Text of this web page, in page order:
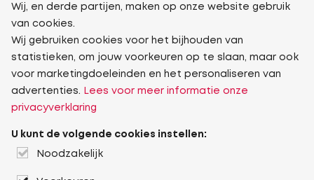
Wij, en derde partijen, maken op onze website gebruik
van cookies.
Wij gebruiken cookies voor het bijhouden van
statistieken, om jouw voorkeuren op te slaan, maar ook
voor marketingdoeleinden en het personaliseren van
advertenties.
Lees voor meer informatie onze
privacyverklaring
U kunt de volgende cookies instellen:
Noodzakelijk